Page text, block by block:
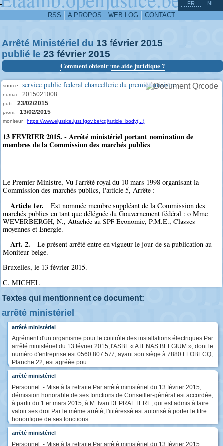
-
RSS A PROPOS WEB LOG CONTACT
FR NL
Arrêté Ministériel du 13 février 2015
publié le 23 février 2015
Comment obtenir une aide juridique ?
source service public federal chancellerie du premier ministre
numac 2015021008
pub. 23/02/2015
prom. 13/02/2015
moniteur https://www.ejustice.just.fgov.be/cgi/article_body(...)
13 FEVRIER 2015. - Arrêté ministériel portant nomination de
membres de la Commission des marchés publics
Le Premier Ministre, Vu l'arrêté royal du 10 mars 1998 organisant la
Commission des marchés publics, l'article 5, Arrête :
Article 1er.
Est nommée membre suppléant de la Commission des
marchés publics en tant que déléguée du Gouvernement fédéral : o Mme
WEVERBERGH, N., Attachée au SPF Economie, P.M.E., Classes
moyennes et Energie.
Art. 2.
Le présent arrêté entre en vigueur le jour de sa publication au
Moniteur belge.
Bruxelles, le 13 février 2015.
C. MICHEL
Textes qui mentionnent ce document:
arrêté ministériel
arrêté ministériel
Agrément d'un organisme pour le contrôle des installations électriques Par
arrêté ministériel du 13 février 2015, l'ASBL « ATENAS BELGIUM », dont le
numéro d'entreprise est 0560.807.577, ayant son siège à 7880 FLOBECQ,
Planche 22, est agréée pou
arrêté ministériel
Personnel. - Mise à la retraite Par arrêté ministériel du 13 février 2015,
démission honorable de ses fonctions de Conseiller-général est accordée,
à partir du 1 er mars 2015, à M. Ivan DEPRAETERE, qui est admis à faire
valoir ses droi Par le même arrêté, l'intéressé est autorisé à porter le titre
honorifique de ses fonctions.
arrêté ministériel
Personnel. - Mise à la retraite Par arrêté ministériel du 13 février 2015,
^